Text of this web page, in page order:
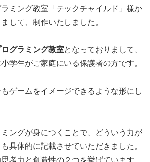
ミング教室「テックチャイルド」様か
して、制作いたしました。
グラミング教室となっておりまして、
学生がご家庭にいる保護者の方です。
ゲームをイメージできるような形にし
ングが身につくことで、どういう力が
具体的に記載させていただきました。
考力と創造性の２つを挙げています。